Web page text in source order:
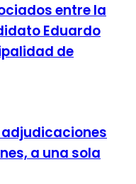
entre la
Eduardo
de
a una sola